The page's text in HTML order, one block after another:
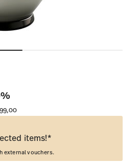
items!*
external vouchers.